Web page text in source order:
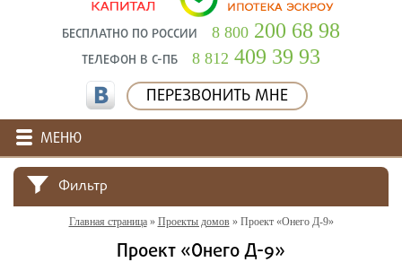
БЕСПЛАТНО ПО РОССИИ 8 800 200 68 98
ТЕЛЕФОН В С-ПБ 8 812 409 39 93
ПЕРЕЗВОНИТЬ МНЕ
МЕНЮ
Фильтр
Главная страница» Проекты домов» Проект «Онего Д-9»
Проект «Онего Д-9»